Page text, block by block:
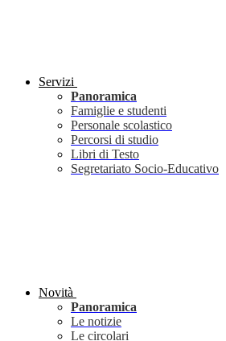
Servizi
Panoramica
Famiglie e studenti
Personale scolastico
Percorsi di studio
Libri di Testo
Segretariato Socio-Educativo
Novità
Panoramica
Le notizie
Le circolari